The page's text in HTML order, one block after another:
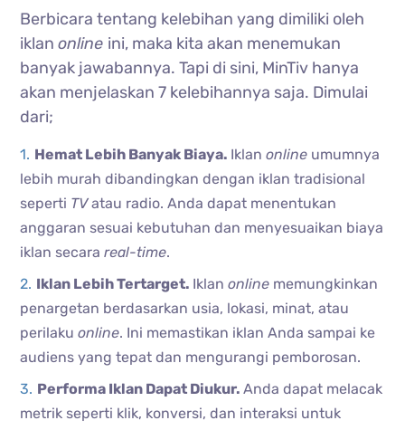
Berbicara tentang kelebihan yang dimiliki oleh
iklanonline ini, maka kita akan menemukan
banyak jawabannya. Tapi di sini, MinTiv hanya
akan menjelaskan 7 kelebihannya saja. Dimulai
dari;
Hemat Lebih Banyak Biaya. Iklanonline umumnya
lebih murah dibandingkan dengan iklan tradisional
seperti TVatau radio. Anda dapat menentukan
anggaran sesuai kebutuhan dan menyesuaikan biaya
iklan secarareal-time.
Iklan Lebih Tertarget. Iklanonline memungkinkan
penargetan berdasarkan usia, lokasi, minat, atau
perilakuonline. Ini memastikan iklan Anda sampai ke
audiens yang tepat dan mengurangi pemborosan.
Performa Iklan Dapat Diukur.Anda dapat melacak
metrik seperti klik, konversi, dan interaksi untuk